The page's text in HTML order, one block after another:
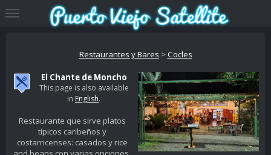
Restaurantes y Bares >Cocles
El Chante de Moncho
This page is also available
in English.
Restaurante que sirve platos
típicos caribeños y
costarricenses: casados y rice